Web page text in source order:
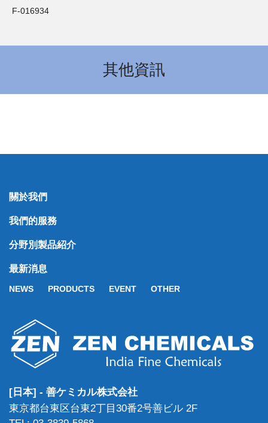
F-016934
其他資訊
關於我們
我們的服務
分野別製品紹介
最新消息
NEWS PRODUCTS EVENT OTHER
[日本] - 善ケミカル株式会社
東京都台東区台東2丁目30番2号善ビル 2F